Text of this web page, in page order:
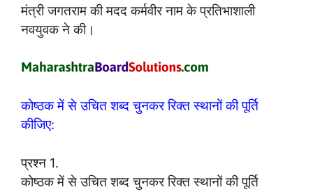
मंत्री जगतराम की मदद कर्मवीर नाम के प्रतिभाशाली
नवयुवक ने की।
कोष्ठक में से उचित शब्द चुनकर रिक्त स्थानों की पूर्ति
कीजिए:
प्रश्न 1.
कोष्ठक में से उचित शब्द चुनकर रिक्त स्थानों की पूर्ति